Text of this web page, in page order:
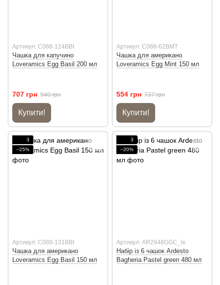
Артикул: C088-124BBI
Чашка для капучино
Loveramics Egg Basil 200 мл
707 грн 940 грн
Купити!
Артикул: C088-62BMT
Чашка для американо
Loveramics Egg Mint 150 мл
554 грн 737 грн
Купити!
3
−25%
Артикул: C088-131BBI
Чашка для американо
Loveramics Egg Basil 150 мл
3
−20%
Артикул: AR2948GGC_le
Набір із 6 чашок Ardesto
Bagheria Pastel green 480 мл